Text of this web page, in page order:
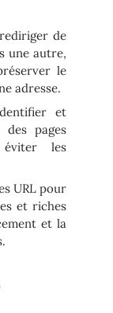
de
une autre,
le
adresse.
et
pages
les
URL pour
et riches
et la